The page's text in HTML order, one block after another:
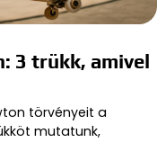
3 trükk, amivel
törvényeit a
mutatunk,